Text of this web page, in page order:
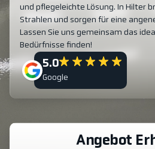
und pflegeleichte Lösung. In Hilter
Strahlen und sorgen für eine
Lassen Sie uns gemeinsam das
Bedürfnisse finden!
5.0
Google
Angebot